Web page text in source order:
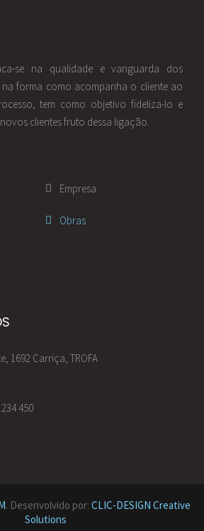
se na qualidade e vanguarda dos
forma como acompanha o cliente ao
tem como objetivo fideliza-lo e
clientes fruto dessa ligação.
Empresa
Obras
1692 Carriça, TROFA
450
. Desenvolvido por: CLIC-DESIGN Creative
Solutions